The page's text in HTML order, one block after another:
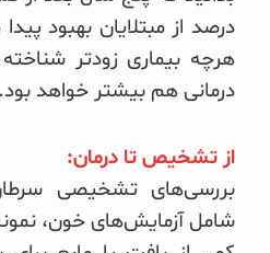
درصد از مبتلایان بهبود
هرچه بیماری زودتر
درمانی هم بیشتر خواهد بود.
از تشخیص تا درمان:
بررسی‌های تشخیصی
شامل آزمایش‌های خون،